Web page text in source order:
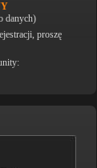
danych)
proszę